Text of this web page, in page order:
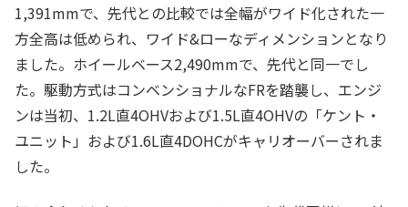
1,391mmで、先代との比較では全幅がワイド化された一
方全高は低められ、ワイド&ローなディメンションとなり
ました。ホイールベース2,490mmで、先代と同一でし
た。駆動方式はコンベンショナルなFRを踏襲し、エンジ
ンは当初、1.2L直4OHVおよび1.5L直4OHVの「ケント・
ユニット」および1.6L直4DOHCがキャリオーバーされま
した。